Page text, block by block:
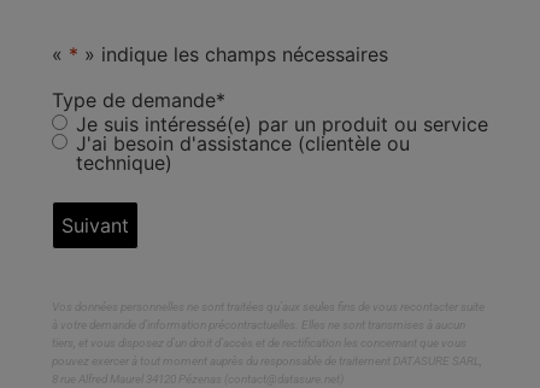
« * » indique les champs nécessaires
Type de demande*
Je suis intéressé(e) par un produit ou service
J'ai besoin d'assistance (clientèle ou
technique)
Vos données personnelles ne sont traitées qu’aux seules fins de vous recontacter suite
à votre demande d’information précontractuelles. Elles ne sont transmises à aucun
tiers, et vous disposez d’un droit d’accès et de rectification les concernant que vous
pouvez exercer à tout moment auprès du responsable de traitement DATASURE SARL,
8 rue Alfred Maurel 34120 Pézenas (contact@datasure.net)